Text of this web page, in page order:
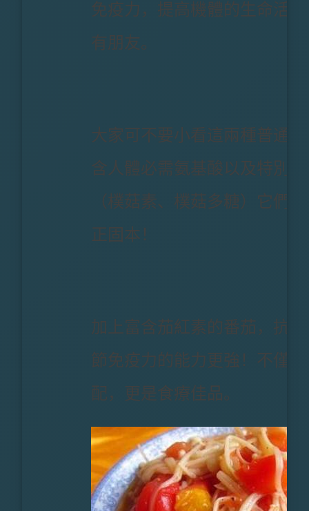
免疫力，提高機體的生命活
有朋友。
大家可不要小看這兩種普通
含人體必需氨基酸以及特別
（樸菇素、樸菇多糖）它們
正固本！
加上富含茄紅素的番茄，抗
節免疫力的能力更強！不僅
配，更是食療佳品。